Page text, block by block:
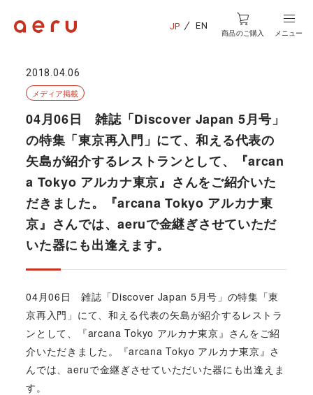
JP EN
商品のご購入 メニュー
2018.04.06
メディア掲載
04月06日 雑誌「Discover Japan 5月号」
の特集「東京再入門」にて、和える代表の
矢島が紹介するレストランとして、『arcan
a Tokyo アルカナ東京』さんをご紹介いた
だきました。『arcana Tokyo アルカナ東
京』さんでは、aeruで金継ぎさせていただ
いた器にも出逢えます。
04月06日 雑誌「Discover Japan 5月号」の特集「東
京再入門」にて、和える代表の矢島が紹介するレストラ
ンとして、『arcana Tokyo アルカナ東京』さんをご紹
介いただきました。『arcana Tokyo アルカナ東京』さ
んでは、aeruで金継ぎさせていただいた器にも出逢えま
す。